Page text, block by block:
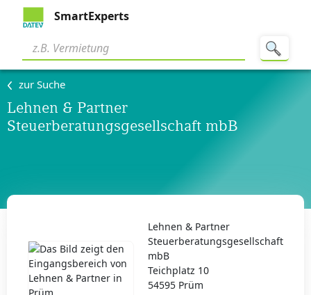
SmartExperts
zur Suche
Lehnen & Partner
Steuerberatungsgesellschaft mbB
Lehnen & Partner
Steuerberatungsgesellschaft
mbB
Teichplatz 10
54595 Prüm